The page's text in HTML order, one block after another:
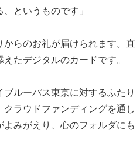
というものです」
らのお礼が届けられます。直
たデジタルのカードです。
ルーパス東京に対するふたり
ラウドファンディングを通し
みがえり、心のフォルダにも